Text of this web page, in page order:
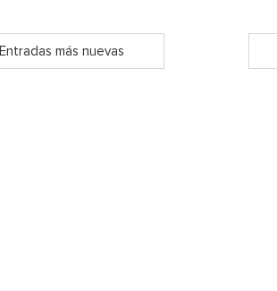
Entradas más nuevas